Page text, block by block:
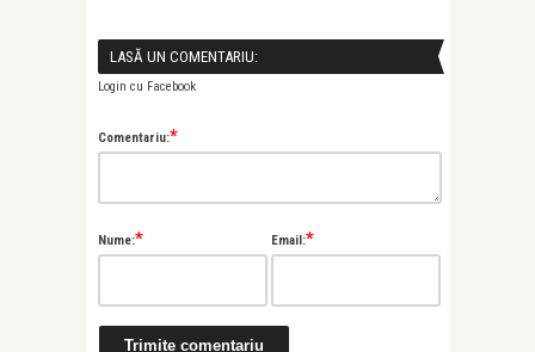
LASĂ UN COMENTARIU:
Login cu Facebook
Comentariu:*
Nume:* Email:*